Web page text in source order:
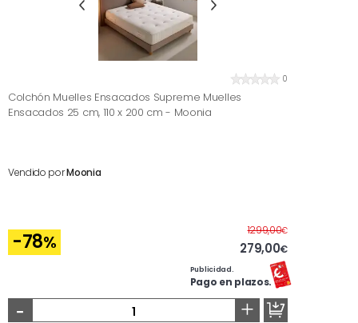
0
Colchón Muelles Ensacados Supreme Muelles
Ensacados 25 cm, 110 x 200 cm - Moonia
Vendido porMoonia
-78%
1299,00€Antes
279,00€
Publicidad.
Pago en plazos.
- +